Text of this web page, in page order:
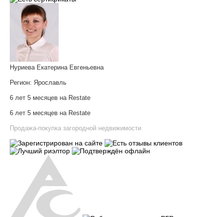
Нуриева Екатерина Евгеньевна
Регион: Ярославль
6 лет 5 месяцев на Restate
6 лет 5 месяцев на Restate
Продажа-покупка загородной недвижимости